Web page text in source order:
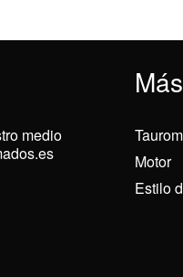
medio
Motor
Estilo